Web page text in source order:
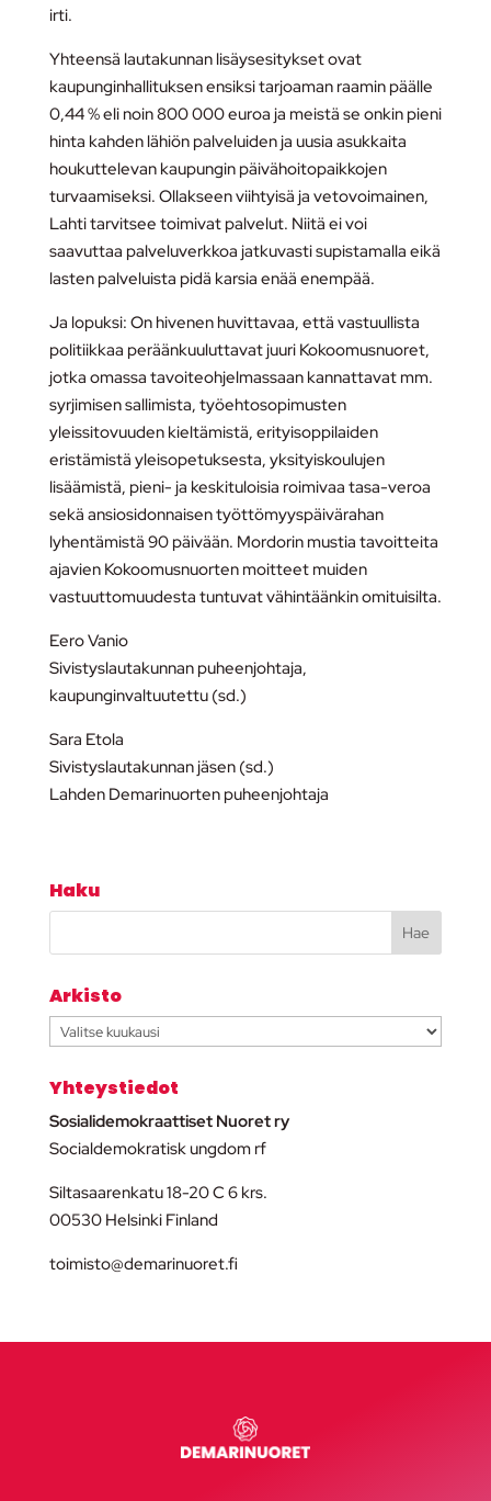
irti.
Yhteensä lautakunnan lisäysesitykset ovat
kaupunginhallituksen ensiksi tarjoaman raamin päälle
0,44 % eli noin 800 000 euroa ja meistä se onkin pieni
hinta kahden lähiön palveluiden ja uusia asukkaita
houkuttelevan kaupungin päivähoitopaikkojen
turvaamiseksi. Ollakseen viihtyisä ja vetovoimainen,
Lahti tarvitsee toimivat palvelut. Niitä ei voi
saavuttaa palveluverkkoa jatkuvasti supistamalla eikä
lasten palveluista pidä karsia enää enempää.
Ja lopuksi: On hivenen huvittavaa, että vastuullista
politiikkaa peräänkuuluttavat juuri Kokoomusnuoret,
jotka omassa tavoiteohjelmassaan kannattavat mm.
syrjimisen sallimista, työehtosopimusten
yleissitovuuden kieltämistä, erityisoppilaiden
eristämistä yleisopetuksesta, yksityiskoulujen
lisäämistä, pieni- ja keskituloisia roimivaa tasa-veroa
sekä ansiosidonnaisen työttömyyspäivärahan
lyhentämistä 90 päivään. Mordorin mustia tavoitteita
ajavien Kokoomusnuorten moitteet muiden
vastuuttomuudesta tuntuvat vähintäänkin omituisilta.
Eero Vanio
Sivistyslautakunnan puheenjohtaja,
kaupunginvaltuutettu (sd.)
Sara Etola
Sivistyslautakunnan jäsen (sd.)
Lahden Demarinuorten puheenjohtaja
Haku
Arkisto
Arkisto
Yhteystiedot
Sosialidemokraattiset Nuoret ry
Socialdemokratisk ungdom rf
Siltasaarenkatu 18-20 C 6 krs.
00530 Helsinki Finland
toimisto@demarinuoret.fi